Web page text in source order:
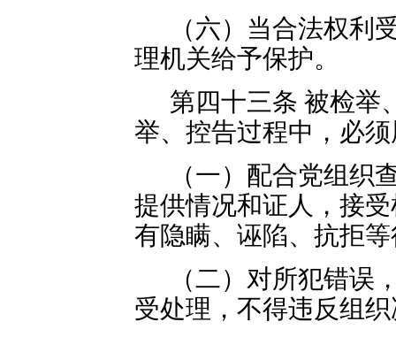
（六）当合法权利
理机关给予保护。
第四十三条 被检举
举、控告过程中，必
（一）配合党组织
提供情况和证人，接
有隐瞒、诬陷、抗拒
（二）对所犯错误
受处理，不得违反组